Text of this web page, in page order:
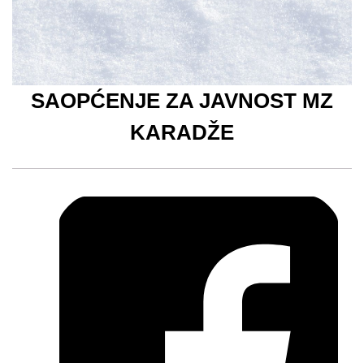
SAOPĆENJE ZA JAVNOST MZ
KARADŽE